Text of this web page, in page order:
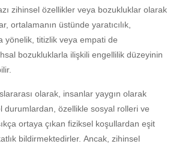
zihinsel özellikler veya bozukluklar olarak
ortalamanın üstünde yaratıcılık,
yönelik, titizlik veya empati de
bozukluklarla ilişkili engellilik düzeyinin
olarak, insanlar yaygın olarak
durumlardan, özellikle sosyal rolleri ve
ortaya çıkan fiziksel koşullardan eşit
bildirmektedirler. Ancak, zihinsel